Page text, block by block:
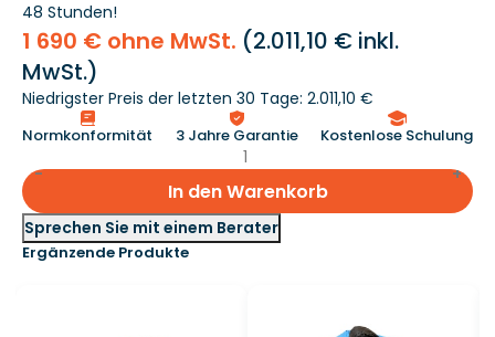
48 Stunden!
1 690 € ohne MwSt. (2.011,10 € inkl.
MwSt.)
Niedrigster Preis der letzten 30 Tage: 2.011,10 €
Normkonformität 3 Jahre Garantie Kostenlose Schulung
In den Warenkorb
Sprechen Sie mit einem Berater
Ergänzende Produkte